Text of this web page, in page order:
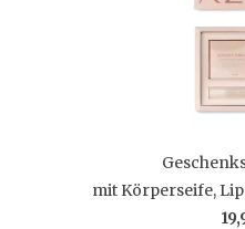
mit Körperseife,